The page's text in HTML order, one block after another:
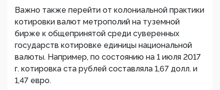
Важно также перейти от колониальной практики
котировки валют метрополий на туземной
бирже к общепринятой среди суверенных
государств котировке единицы национальной
валюты. Например, по состоянию на 1 июля 2017
г. котировка ста рублей составляла 1,67 долл. и
1,47 евро.